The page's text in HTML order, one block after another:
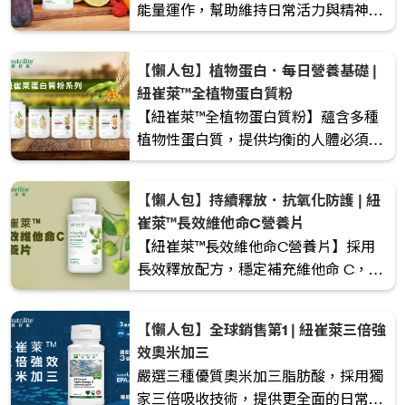
能量運作，幫助維持日常活力與精神狀
態。適合關注忙碌生活、體力消耗較大
【懶人包】植物蛋白．每日營養基礎 |
紐崔萊™全植物蛋白質粉
【紐崔萊™全植物蛋白質粉】蘊含多種
植物性蛋白質，提供均衡的人體必須胺
基酸，幫助補充日常蛋白質所需，適合
充蛋白質的人士。
【懶人包】持續釋放．抗氧化防護 | 紐
崔萊™長效維他命C營養片
【紐崔萊™長效維他命C營養片】採用
長效釋放配方，穩定補充維他命 C，提
供持續抗氧化支援，幫助維持免疫力與
力的人士。
【懶人包】全球銷售第1 | 紐崔萊三倍強
效奧米加三
嚴選三種優質奧米加三脂肪酸，採用獨
家三倍吸收技術，提供更全面的日常營